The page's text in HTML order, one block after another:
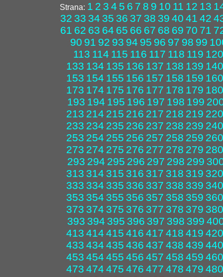
Strana: 1 2 3 4 5 6 7 8 9 10 11 12 13
32 33 34 35 36 37 38 39 40 41 42
61 62 63 64 65 66 67 68 69 70 71
90 91 92 93 94 95 96 97 98 99
113 114 115 116 117 118 119 120
133 134 135 136 137 138 139 140
153 154 155 156 157 158 159 160
173 174 175 176 177 178 179 180
193 194 195 196 197 198 199
213 214 215 216 217 218 219 220
233 234 235 236 237 238 239 240
253 254 255 256 257 258 259 260
273 274 275 276 277 278 279 280
293 294 295 296 297 298 299
313 314 315 316 317 318 319 320
333 334 335 336 337 338 339 340
353 354 355 356 357 358 359 360
373 374 375 376 377 378 379 380
393 394 395 396 397 398 399
413 414 415 416 417 418 419 420
433 434 435 436 437 438 439 440
453 454 455 456 457 458 459 460
473 474 475 476 477 478 479 480